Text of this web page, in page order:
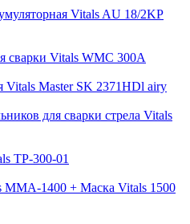
Vitals AU 18/2KP
сварки Vitals WMC 300A
Master SK 2371HDl airy
для сварки стрела Vitals
TP-300-01
MMA-1400 + Маска Vitals 1500